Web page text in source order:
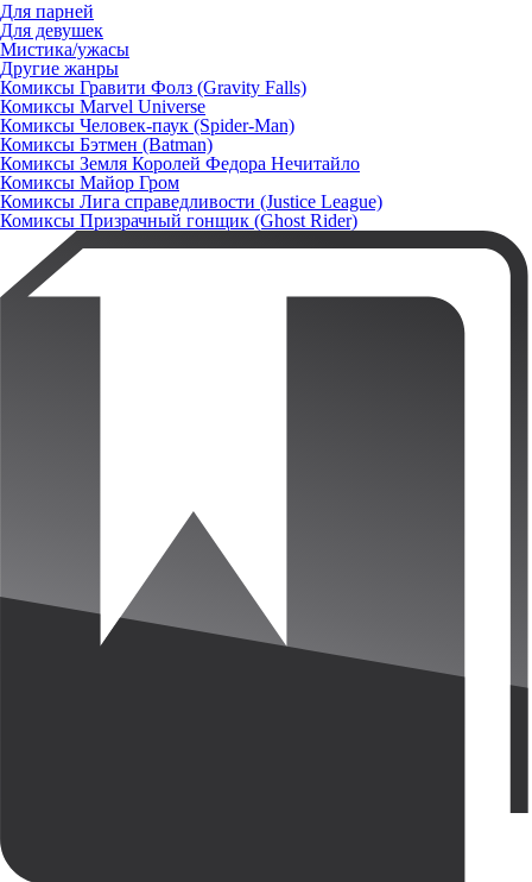
Для парней
Для девушек
Мистика/ужасы
Другие жанры
Комиксы Гравити Фолз (Gravity Falls)
Комиксы Marvel Universe
Комиксы Человек-паук (Spider-Man)
Комиксы Бэтмен (Batman)
Комиксы Земля Королей Федора Нечитайло
Комиксы Майор Гром
Комиксы Лига справедливости (Justice League)
Комиксы Призрачный гонщик (Ghost Rider)